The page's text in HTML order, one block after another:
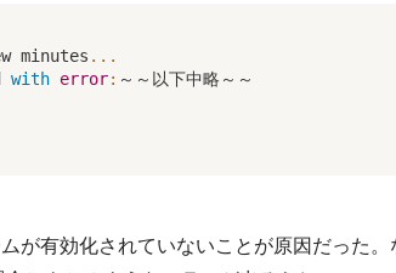
minutes ...
with error: ～～以下中略～～
が有効化されていないことが原因だった